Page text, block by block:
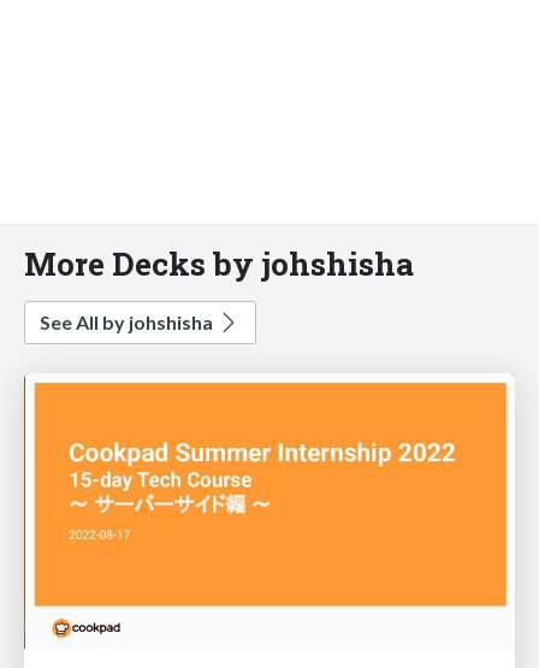
More Decks by johshisha
See All by johshisha